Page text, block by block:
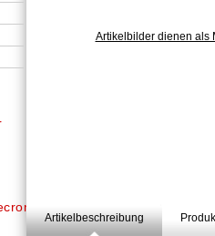
Artikelbilder dienen als
Artikelbeschreibung